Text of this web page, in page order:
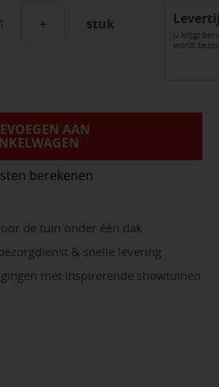
Schellevis
(40/20)
Binnen
Antra.
stuk
U krijgt
wordt
AAN
berekenen
de tuin onder één dak
& snelle levering
met inspirerende showtuinen